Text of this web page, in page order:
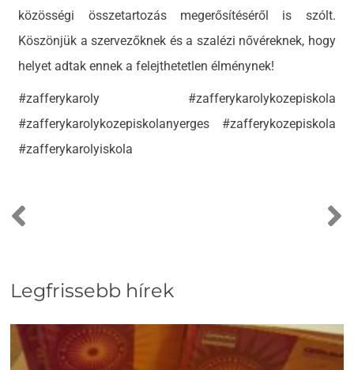
közösségi összetartozás megerősítéséről is szólt.
Köszönjük a szervezőknek és a szalézi nővéreknek, hogy
helyet adtak ennek a felejthetetlen élménynek!
#zafferykaroly #zafferykarolykozepiskola
#zafferykarolykozepiskolanyerges #zafferykozepiskola
#zafferykarolyiskola
Legfrissebb hírek